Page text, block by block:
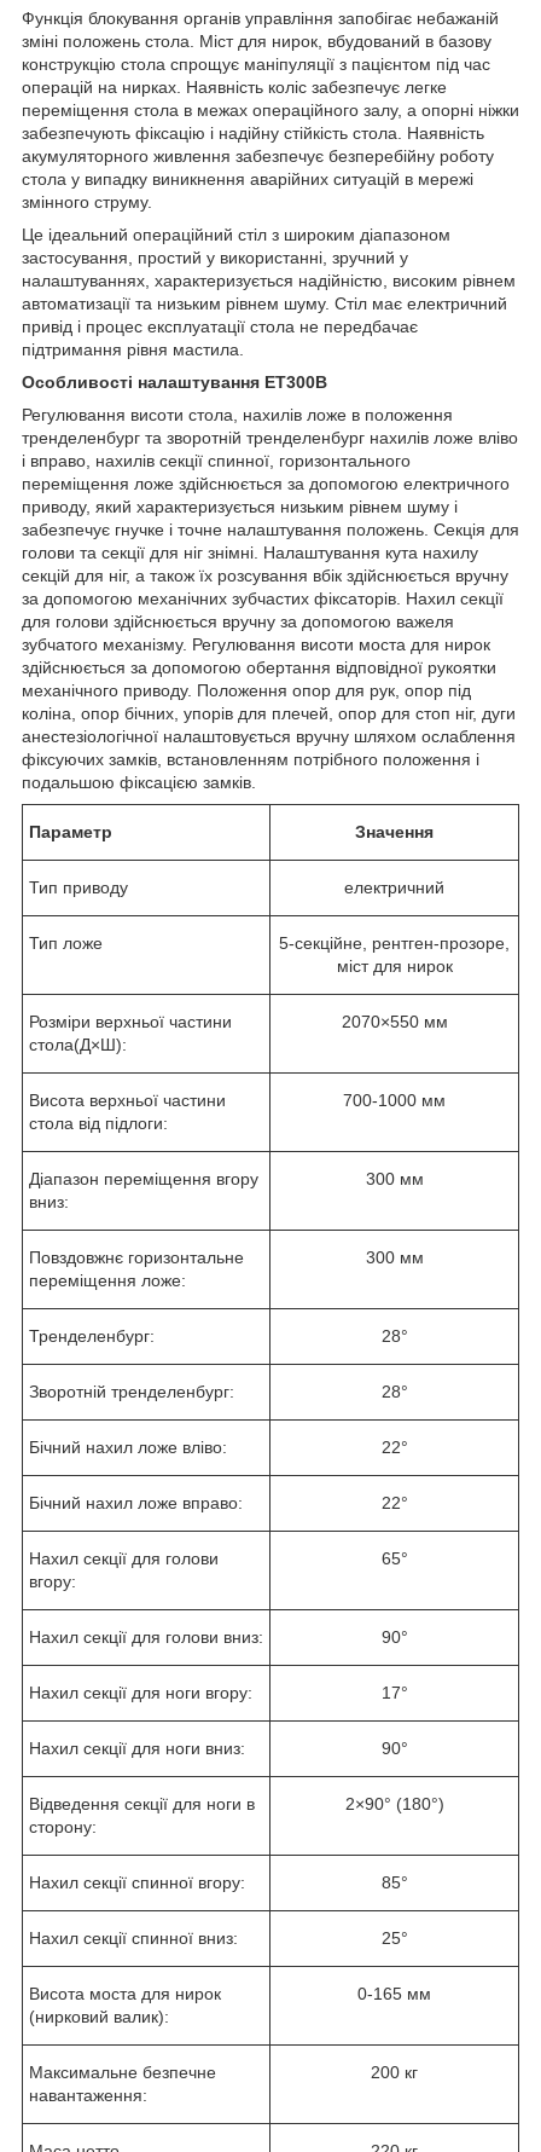
Функція блокування органів управління запобігає небажаній
зміні положень стола. Міст для нирок, вбудований в базову
конструкцію стола спрощує маніпуляції з пацієнтом під час
операцій на нирках. Наявність коліс забезпечує легке
переміщення стола в межах операційного залу, а опорні ніжки
забезпечують фіксацію і надійну стійкість стола. Наявність
акумуляторного живлення забезпечує безперебійну роботу
стола у випадку виникнення аварійних ситуацій в мережі
змінного струму.
Це ідеальний операційний стіл з широким діапазоном
застосування, простий у використанні, зручний у
налаштуваннях, характеризується надійністю, високим рівнем
автоматизації та низьким рівнем шуму. Стіл має електричний
привід і процес експлуатації стола не передбачає
підтримання рівня мастила.
Особливості налаштування ET300B
Регулювання висоти стола, нахилів ложе в положення
тренделенбург та зворотній тренделенбург нахилів ложе вліво
і вправо, нахилів секції спинної, горизонтального
переміщення ложе здійснюється за допомогою електричного
приводу, який характеризується низьким рівнем шуму і
забезпечує гнучке і точне налаштування положень. Секція для
голови та секції для ніг знімні. Налаштування кута нахилу
секцій для ніг, а також їх розсування вбік здійснюється вручну
за допомогою механічних зубчастих фіксаторів. Нахил секції
для голови здійснюється вручну за допомогою важеля
зубчатого механізму. Регулювання висоти моста для нирок
здійснюється за допомогою обертання відповідної рукоятки
механічного приводу. Положення опор для рук, опор під
коліна, опор бічних, упорів для плечей, опор для стоп ніг, дуги
анестезіологічної налаштовується вручну шляхом ослаблення
фіксуючих замків, встановленням потрібного положення і
подальшою фіксацією замків.
Параметр Значення
Тип приводу електричний
Тип ложе
5-секційне, рентген-прозоре,
міст для нирок
Розміри верхньої частини
стола(Д×Ш):
2070×550 мм
Висота верхньої частини
стола від підлоги:
700-1000 мм
Діапазон переміщення вгору
вниз:
300 мм
Повздовжнє горизонтальне
переміщення ложе:
300 мм
Тренделенбург: 28°
Зворотній тренделенбург: 28°
Бічний нахил ложе вліво: 22°
Бічний нахил ложе вправо: 22°
Нахил секції для голови
вгору:
65°
Нахил секції для голови вниз: 90°
Нахил секції для ноги вгору: 17°
Нахил секції для ноги вниз: 90°
Відведення секції для ноги в
сторону:
2×90° (180°)
Нахил секції спинної вгору: 85°
Нахил секції спинної вниз: 25°
Висота моста для нирок
(нирковий валик):
0-165 мм
Максимальне безпечне
навантаження:
200 кг